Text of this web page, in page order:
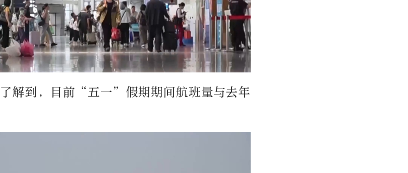
解到，目前“五一”假期期间航班量与去年